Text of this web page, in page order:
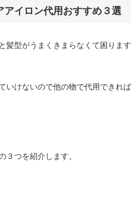
アイロン代用おすすめ３選
髪型がうまくきまらなくて困ります
いけないので他の物で代用できれば
３つを紹介します。